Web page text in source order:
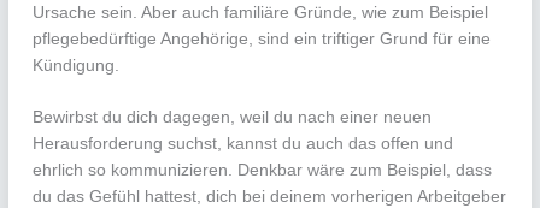
Ursache sein. Aber auch familiäre Gründe, wie zum Beispiel
pflegebedürftige Angehörige, sind ein triftiger Grund für eine
Kündigung.
Bewirbst du dich dagegen, weil du nach einer neuen
Herausforderung suchst, kannst du auch das offen und
ehrlich so kommunizieren. Denkbar wäre zum Beispiel, dass
du das Gefühl hattest, dich bei deinem vorherigen Arbeitgeber